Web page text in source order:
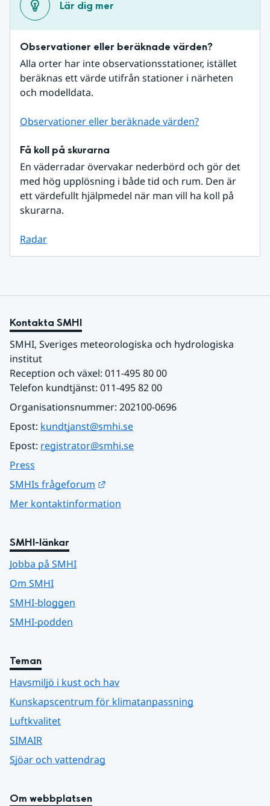
Lär dig mer
Observationer eller beräknade värden?
Alla orter har inte observationsstationer, istället
beräknas ett värde utifrån stationer i närheten
och modelldata.
Observationer eller beräknade värden?
Få koll på skurarna
En väderradar övervakar nederbörd och gör det
med hög upplösning i både tid och rum. Den är
ett värdefullt hjälpmedel när man vill ha koll på
skurarna.
Radar
Kontakta SMHI
SMHI, Sveriges meteorologiska och hydrologiska
institut
Reception och växel: 011-495 80 00
Telefon kundtjänst: 011-495 82 00
Organisationsnummer: 202100-0696
Epost: kundtjanst@smhi.se
Epost: registrator@smhi.se
Press
SMHIs frågeforum
Mer kontaktinformation
SMHI-länkar
Jobba på SMHI
Om SMHI
SMHI-bloggen
SMHI-podden
Teman
Havsmiljö i kust och hav
Kunskapscentrum för klimatanpassning
Luftkvalitet
SIMAIR
Sjöar och vattendrag
Om webbplatsen